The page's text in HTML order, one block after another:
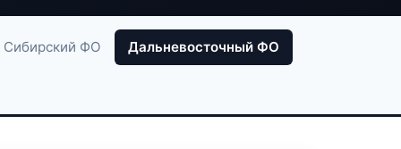
Сибирский ФО Дальневосточный ФО